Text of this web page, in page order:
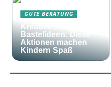
GUTE BERATUNG
Kreative
Bastelideen: Diese
Aktionen machen
Kindern Spaß